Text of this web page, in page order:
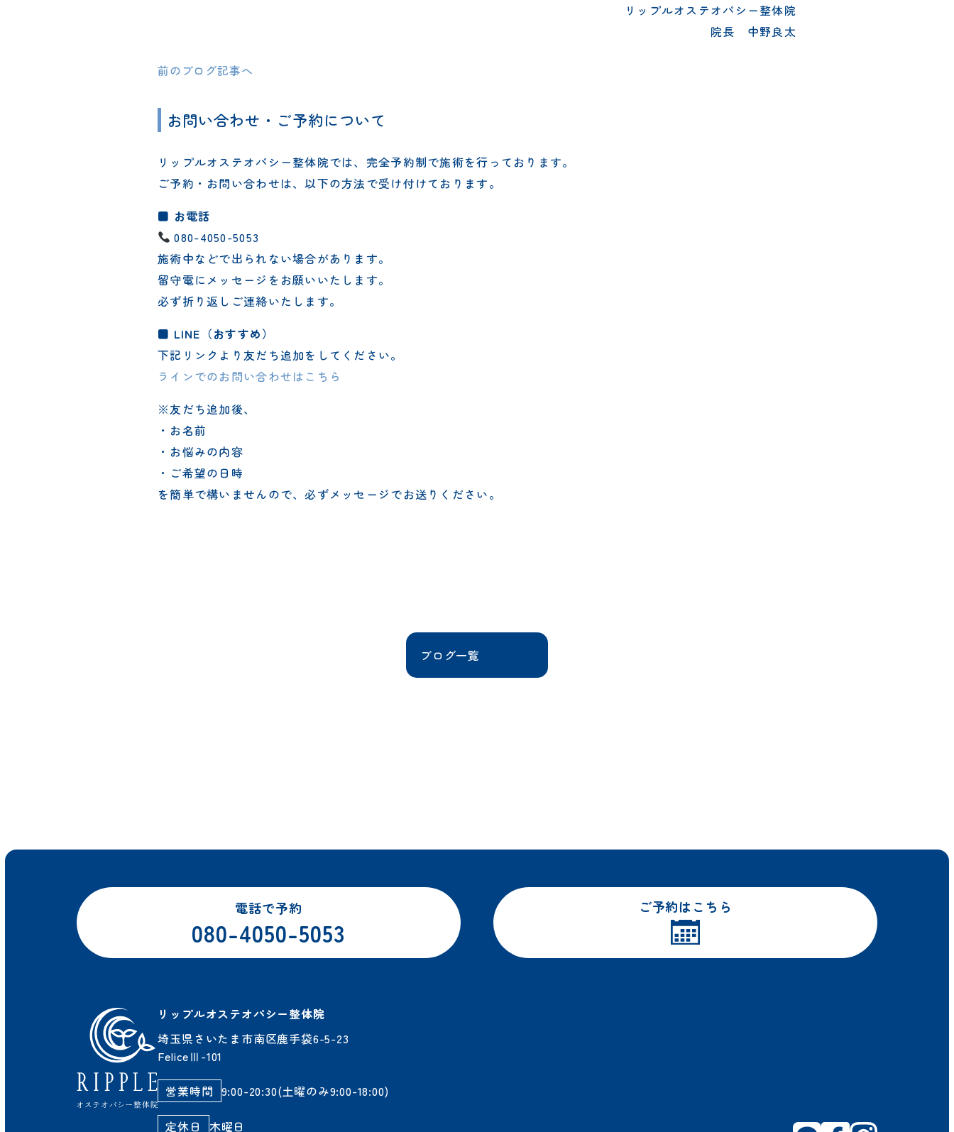
リップルオステオパシー整体院
院長 中野良太
前のブログ記事へ
お問い合わせ・ご予約について
リップルオステオパシー整体院では、完全予約制で施術を行っております。
ご予約・お問い合わせは、以下の方法で受け付けております。
■ お電話
080-4050-5053
施術中などで出られない場合があります。
留守電にメッセージをお願いいたします。
必ず折り返しご連絡いたします。
■ LINE（おすすめ）
下記リンクより友だち追加をしてください。
ラインでのお問い合わせはこちら
※友だち追加後、
・お名前
・お悩みの内容
・ご希望の日時
を簡単で構いませんので、必ずメッセージでお送りください。
ブログ一覧
電話で予約
080-4050-5053
ご予約はこちら
リップルオステオパシー整体院
埼玉県さいたま市南区鹿手袋6-5-23
FeliceⅢ-101
営業時間 9:00-20:30(土曜のみ9:00-18:00)
定休日 木曜日